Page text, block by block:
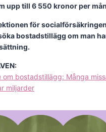
upp till 6 550 kronor per
för
bostadstillägg om man
om bostadstillägg: Många
miljarder